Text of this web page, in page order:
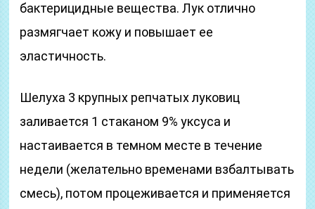
бактерицидные вещества. Лук отлично
размягчает кожу и повышает ее
эластичность.
Шелуха 3 крупных репчатых луковиц
заливается 1 стаканом 9% уксуса и
настаивается в темном месте в течение
недели (желательно временами взбалтывать
смесь), потом процеживается и применяется